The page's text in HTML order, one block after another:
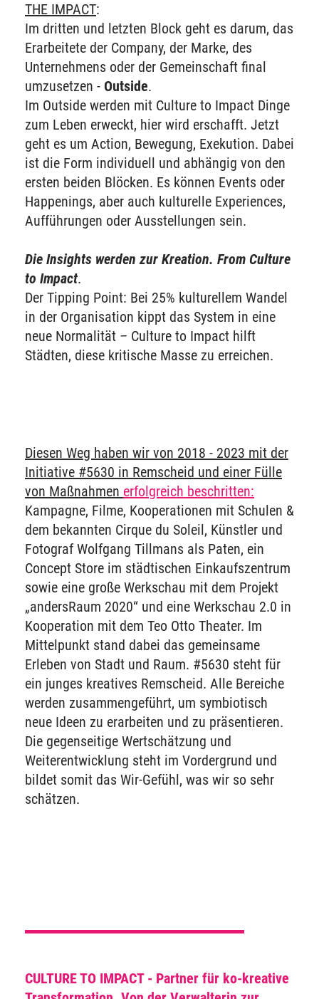
THE IMPACT:
Im dritten und letzten Block geht es darum, das
Erarbeitete der Company, der Marke, des
Unternehmens oder der Gemeinschaft final
umzusetzen - Outside.
Im Outside werden mit Culture to Impact Dinge
zum Leben erweckt, hier wird erschafft. Jetzt
geht es um Action, Bewegung, Exekution. Dabei
ist die Form individuell und abhängig von den
ersten beiden Blöcken. Es können Events oder
Happenings, aber auch kulturelle Experiences,
Aufführungen oder Ausstellungen sein.
Die Insights werden zur Kreation. From Culture
to Impact.
Der Tipping Point: Bei 25% kulturellem Wandel
in der Organisation kippt das System in eine
neue Normalität – Culture to Impact hilft
Städten, diese kritische Masse zu erreichen.
Diesen Weg haben wir von 2018 - 2023 mit der
Initiative #5630 in Remscheid und einer Fülle
von Maßnahmen erfolgreich beschritten:
Kampagne, Filme, Kooperationen mit Schulen &
dem bekannten Cirque du Soleil, Künstler und
Fotograf Wolfgang Tillmans als Paten, ein
Concept Store im städtischen Einkaufszentrum
sowie eine große Werkschau mit dem Projekt
„andersRaum 2020“ und eine Werkschau 2.0 in
Kooperation mit dem Teo Otto Theater. Im
Mittelpunkt stand dabei das gemeinsame
Erleben von Stadt und Raum. #5630 steht für
ein junges kreatives Remscheid. Alle Bereiche
werden zusammengeführt, um symbiotisch
neue Ideen zu erarbeiten und zu präsentieren.
Die gegenseitige Wertschätzung und
Weiterentwicklung steht im Vordergrund und
bildet somit das Wir-Gefühl, was wir so sehr
schätzen.
CULTURE TO IMPACT - Partner für ko-kreative